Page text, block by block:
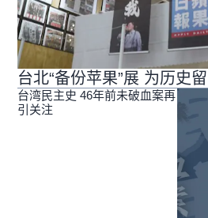
台北“备份苹果”展
台湾民主史 46年前未破血案再
引关注